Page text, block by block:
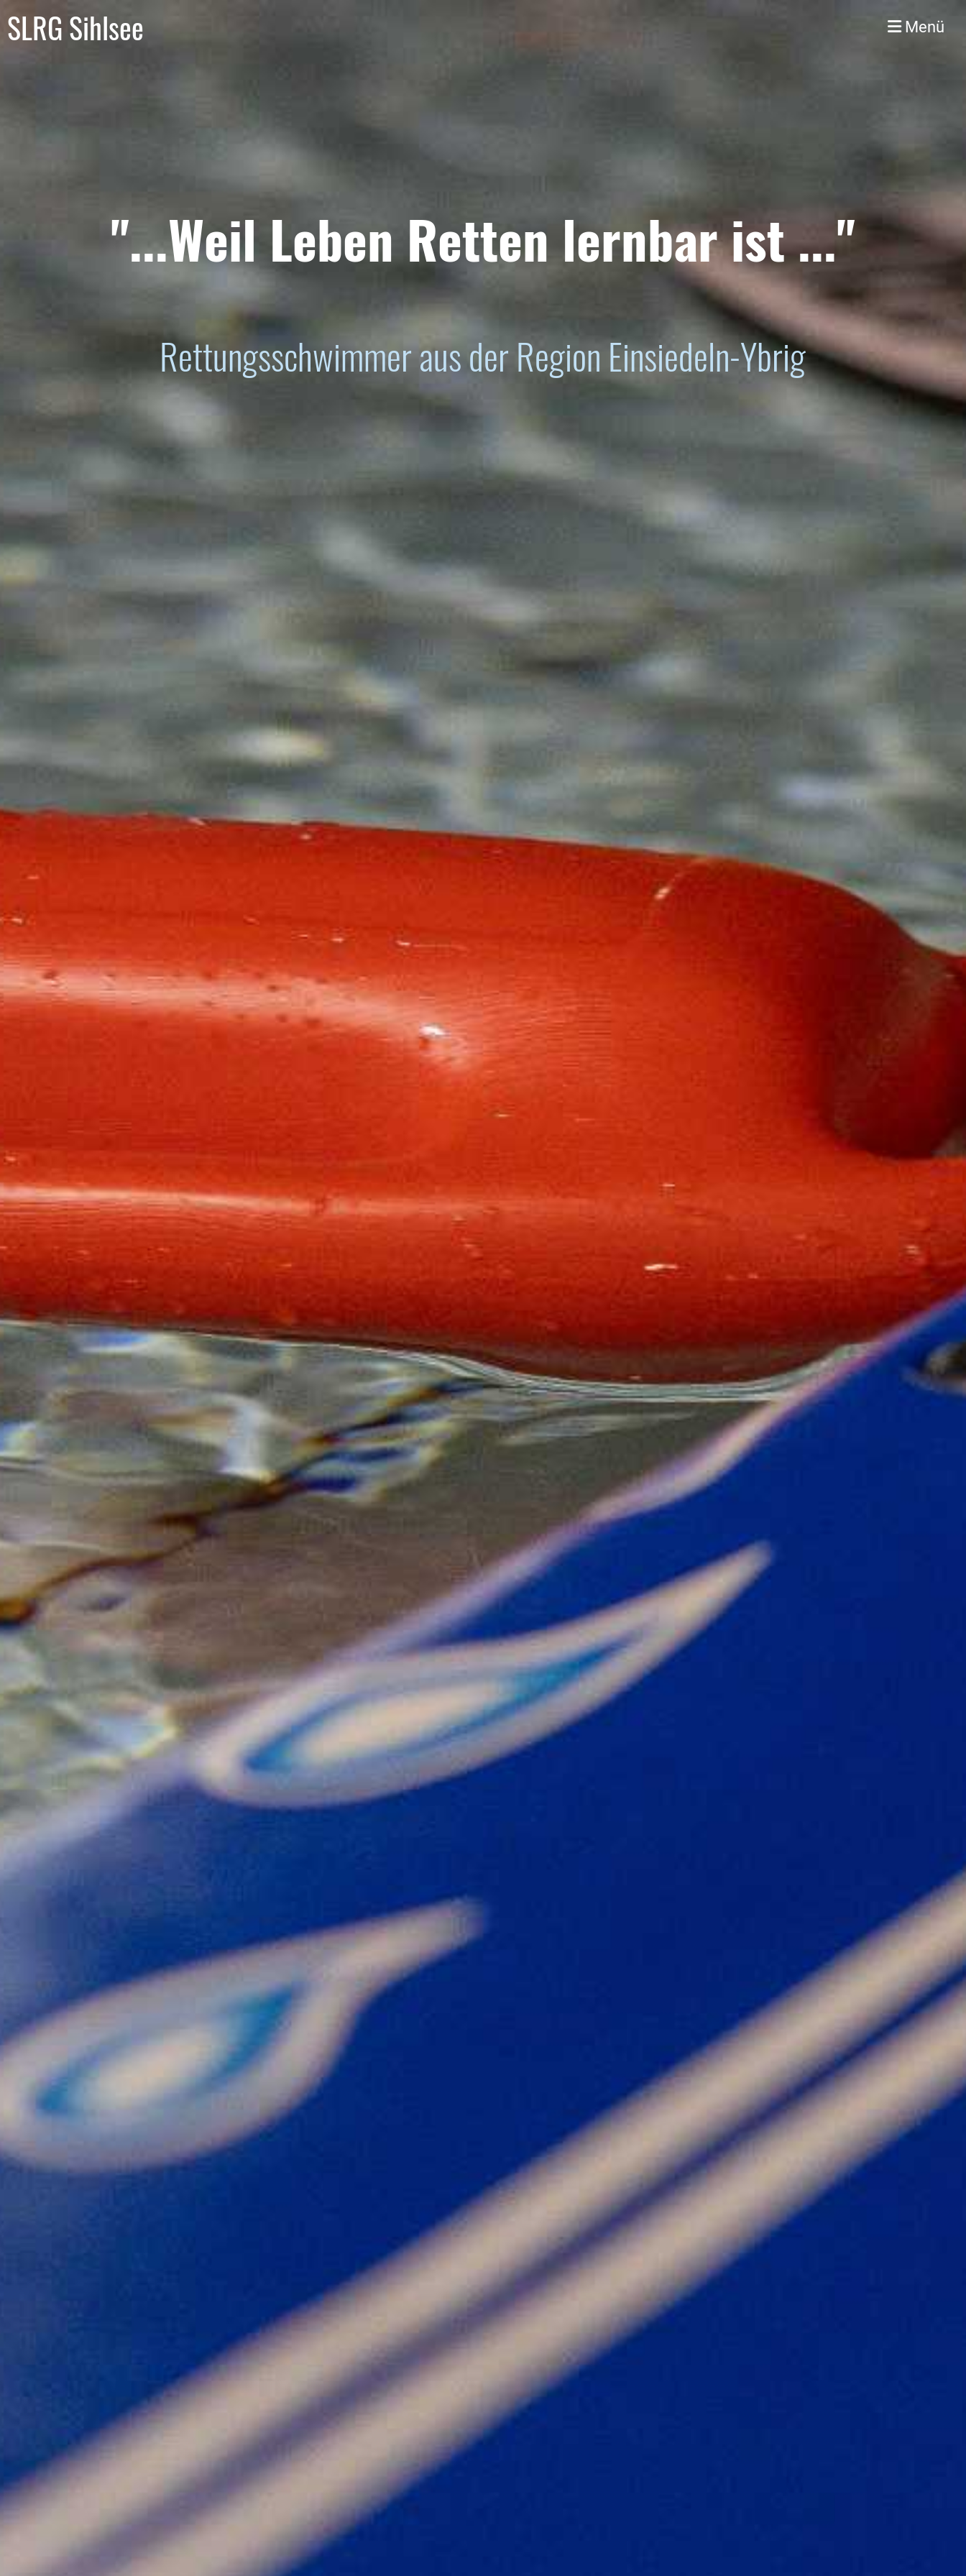
SLRG Sihlsee Menü
"...Weil Leben Retten lernbar ist ..."
Rettungsschwimmer aus der Region Einsiedeln-Ybrig